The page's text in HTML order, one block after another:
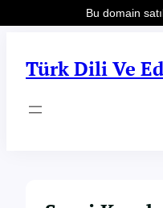
Türk Dili Ve
Bu domain